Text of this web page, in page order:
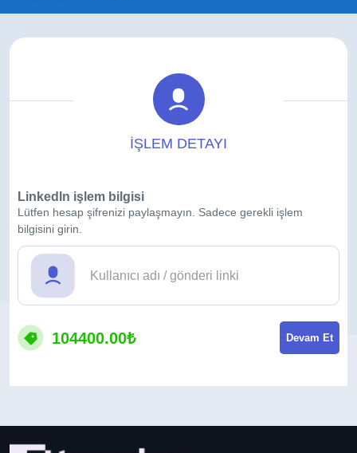
İŞLEM DETAYI
LinkedIn işlem bilgisi
Lütfen hesap şifrenizi paylaşmayın. Sadece gerekli işlem
bilgisini girin.
104400.00₺ Devam Et